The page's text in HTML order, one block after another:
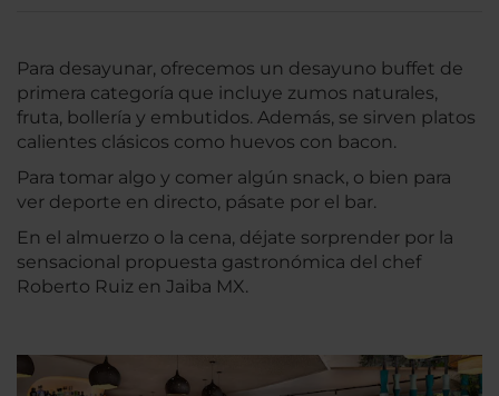
Para desayunar, ofrecemos un desayuno buffet de
primera categoría que incluye zumos naturales,
fruta, bollería y embutidos. Además, se sirven platos
calientes clásicos como huevos con bacon.
Para tomar algo y comer algún snack, o bien para
ver deporte en directo, pásate por el bar.
En el almuerzo o la cena, déjate sorprender por la
sensacional propuesta gastronómica del chef
Roberto Ruiz en Jaiba MX.